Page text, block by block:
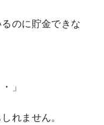
のに貯金できな
」
れません。